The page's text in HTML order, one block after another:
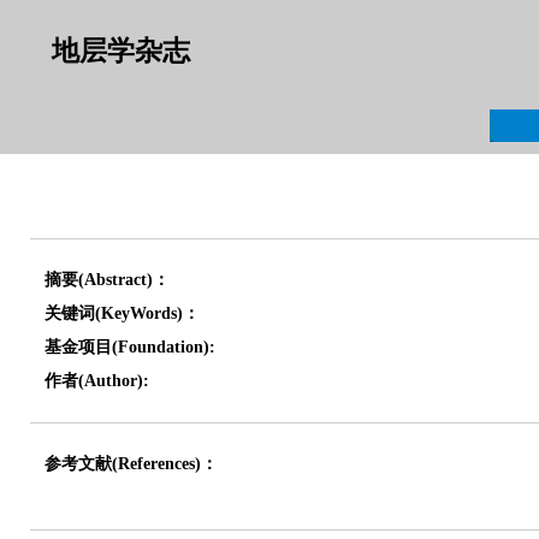
地层学杂志
摘要(Abstract)：
关键词(KeyWords)：
基金项目(Foundation):
作者(Author):
参考文献(References)：